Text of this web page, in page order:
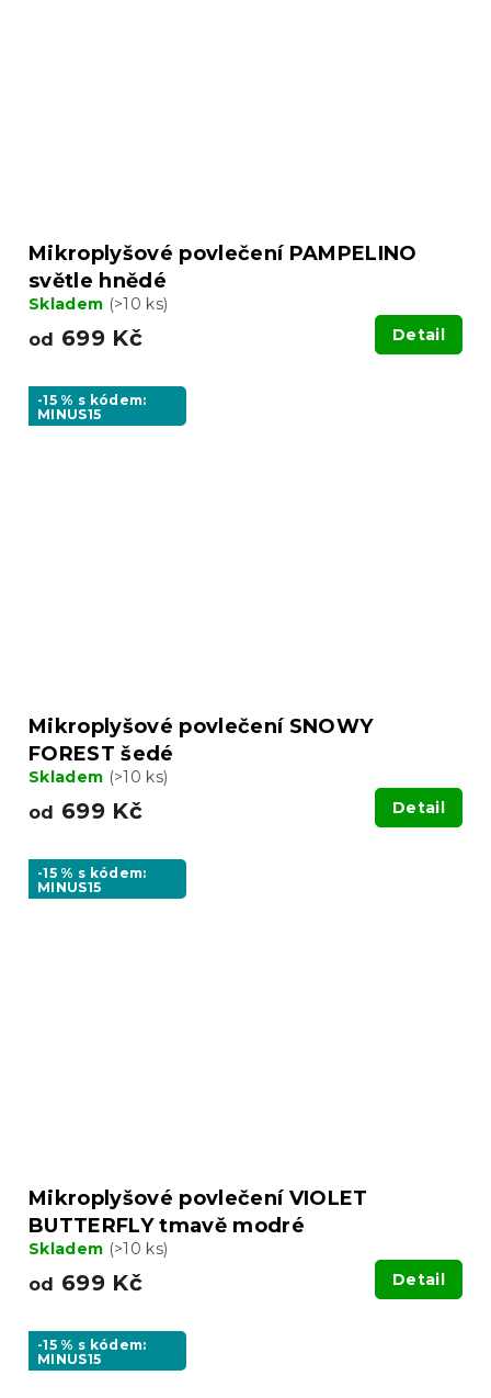
Mikroplyšové povlečení PAMPELINO
světle hnědé
Skladem (>10 ks)
od 699 Kč Detail
-15 % s kódem:
MINUS15
Mikroplyšové povlečení SNOWY
FOREST šedé
Skladem (>10 ks)
od 699 Kč Detail
-15 % s kódem:
MINUS15
Mikroplyšové povlečení VIOLET
BUTTERFLY tmavě modré
Skladem (>10 ks)
od 699 Kč Detail
-15 % s kódem:
MINUS15